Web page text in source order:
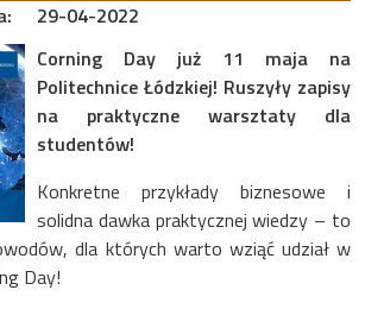
29-04-2022
Corning Day już 11 maja na
Politechnice Łódzkiej! Ruszyły zapisy
na praktyczne warsztaty dla
studentów!
Konkretne przykłady biznesowe i
solidna dawka praktycznej wiedzy – to
dla których warto wziąć udział w
Day!